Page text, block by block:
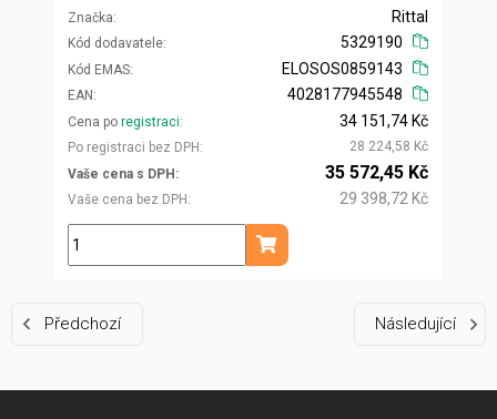
Značka
Kód dodavatele
Rittal
5329190
Kód EMAS
EAN
ELOSOS0859143
4028177945548
Cena po registraci
Po registraci bez DPH
34 151,74 Kč
28 224,58 Kč
Vaše cena s DPH
Vaše cena bez DPH
35 572,45 Kč
29 398,72 Kč
ks
Přidat do košíku
Předchozí Následující